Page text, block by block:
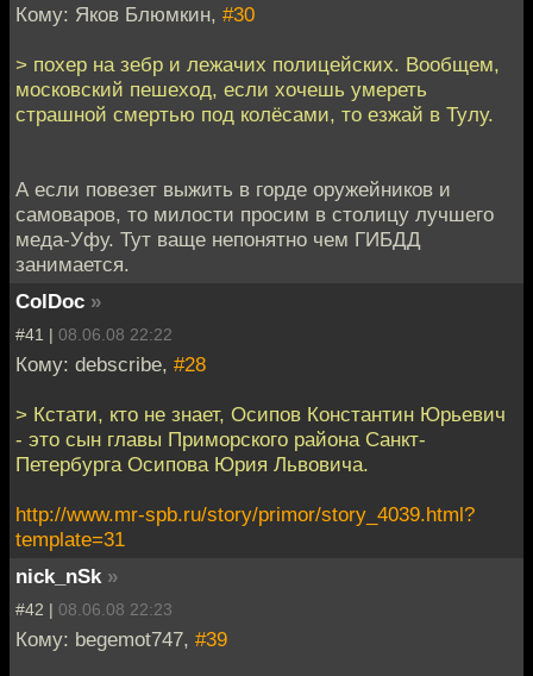
Кому: Яков Блюмкин, #30
> похер на зебр и лежачих полицейских. Вообщем,
московский пешеход, если хочешь умереть
страшной смертью под колёсами, то езжай в Тулу.
А если повезет выжить в горде оружейников и
самоваров, то милости просим в столицу лучшего
меда-Уфу. Тут ваще непонятно чем ГИБДД
занимается.
ColDoc »
#41 | 08.06.08 22:22
Кому: debscribe, #28
> Кстати, кто не знает, Осипов Константин Юрьевич
- это сын главы Приморского района Санкт-
Петербурга Осипова Юрия Львовича.
http://www.mr-spb.ru/story/primor/story_4039.html?
template=31
nick_nSk »
#42 | 08.06.08 22:23
Кому: begemot747, #39